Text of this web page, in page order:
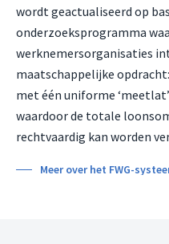
wordt geactualiseerd op
onderzoeksprogramma
werknemersorganisaties
maatschappelijke
met één uniforme
waardoor de totale
rechtvaardig kan worden
Meer over het FWG-